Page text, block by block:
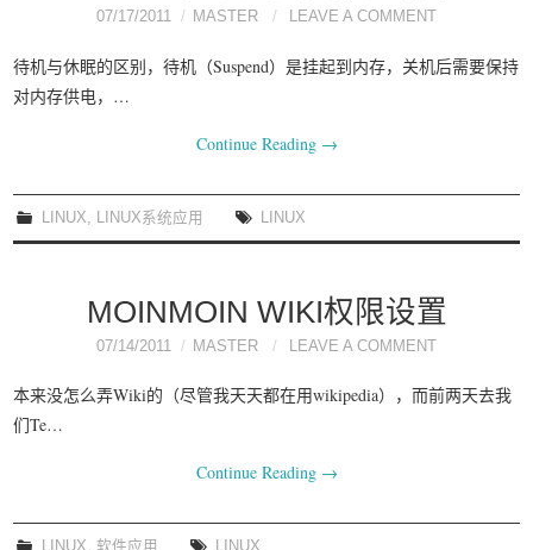
07/17/2011 MASTER LEAVE A COMMENT
待机与休眠的区别，待机（Suspend）是挂起到内存，关机后需要保持
对内存供电，…
Continue Reading →
LINUX LINUX系统应用 LINUX
MOINMOIN WIKI权限设置
07/14/2011 MASTER LEAVE A COMMENT
本来没怎么弄Wiki的（尽管我天天都在用wikipedia），而前两天去我
们Te…
Continue Reading →
LINUX,软件应用 LINUX